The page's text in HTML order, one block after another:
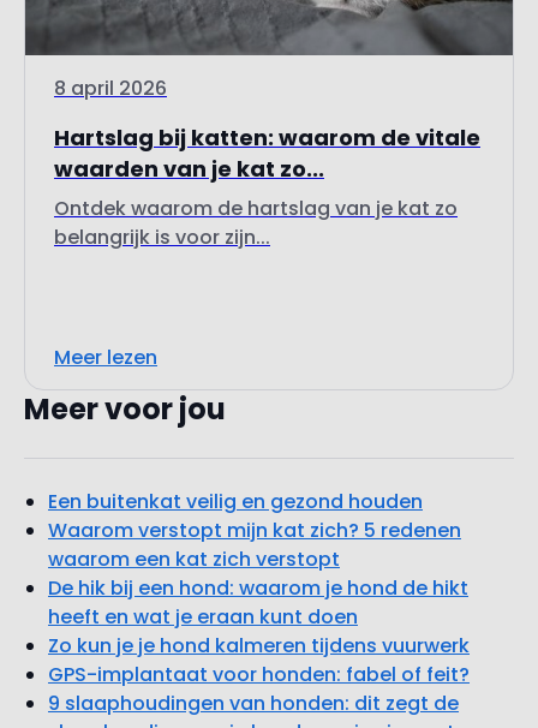
8 april 2026
Hartslag bij katten: waarom de vitale
waarden van je kat zo...
Ontdek waarom de hartslag van je kat zo
belangrijk is voor zijn...
Meer lezen
Meer voor jou
Een buitenkat veilig en gezond houden
Waarom verstopt mijn kat zich? 5 redenen
waarom een kat zich verstopt
De hik bij een hond: waarom je hond de hikt
heeft en wat je eraan kunt doen
Zo kun je je hond kalmeren tijdens vuurwerk
GPS-implantaat voor honden: fabel of feit?
9 slaaphoudingen van honden: dit zegt de